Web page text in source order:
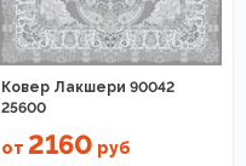
Ковер Лакшери 90042
25600
от 2160 руб